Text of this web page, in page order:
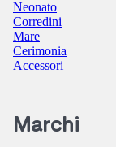
Neonato
Corredini
Mare
Cerimonia
Accessori
Marchi